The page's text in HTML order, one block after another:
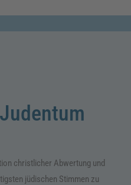
christlicher Abwertung und
jüdischen Stimmen zu